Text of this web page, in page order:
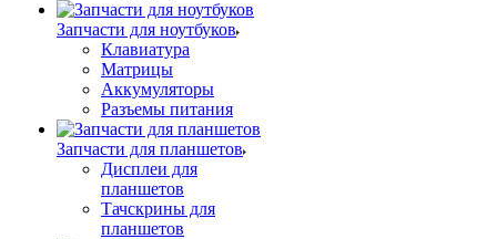
Запчасти для ноутбуков
Клавиатура
Матрицы
Аккумуляторы
Разъемы питания
Запчасти для планшетов
Дисплеи для
планшетов
Тачскрины для
планшетов